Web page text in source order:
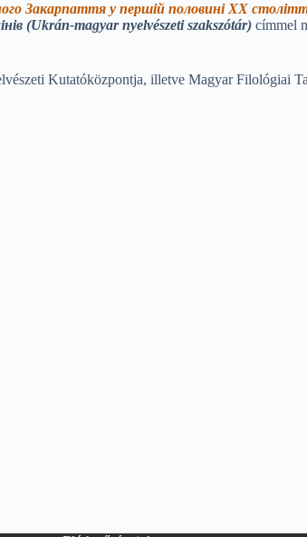
у першій половині ХХ
(Ukrán-magyar nyelvészeti szakszótár) címmel
Kutatóközpontja, illetve Magyar Filológiai